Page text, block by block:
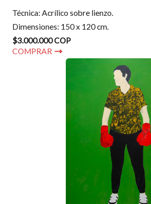
Técnica: Acrílico sobre lienzo.
Dimensiones: 150 x 120 cm.
$3.000.000 COP
COMPRAR